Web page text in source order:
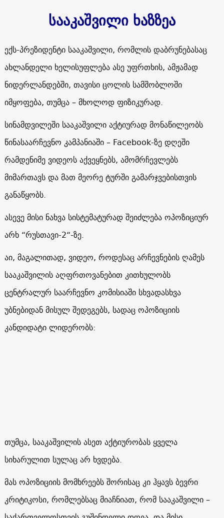
სააკაშვილი ხაზზეა
ექს-პრეზიდენტი სააკაშვილი, რომლის დაბრუნებასაც
ახლანდელი ხელისუფლება ასე უფრთხის, ამჟამად
ნიდერლანდებში, თავისი ცოლის სამშობლოში
იმყოფება, თუმცა – მხოლოდ ფიზიკურად.
სინამდვილეში სააკაშვილი აქტიურად მონაწილეობს
წინასაარჩევნო კამპანიაში – Facebook-ზედღეში
რამდენიმე ვიდეოს აქვეყნებს, ამომრჩევლებს
მიმართავს და მათ მეორე ტურში გამარჯვებისთვის
განაწყობს.
ასევე მისი ნახვა სისტემატურად შეიძლება ოპოზიციურ
არხ “რუსთავი-2“-ზე.
აი, მაგალითად, ვიდეო, როდესაც არჩევნების ღამეს
სააკაშვილის აღფრთოვანებით კითხულობს
ცენტრალურ საარჩევნო კომისიაში სხვადასხვა
უბნებიდან მისულ შედეგებს, სადაც ოპოზიციის
კანდიდატი ლიდერობს:
თუმცა, სააკაშვილის ასეთ აქტიურობას ყველა
სიხარულით სულაც არ ხვდება.
მას ოპოზიციის მომხრეებს შორისაც კი ჰყავს ბევრი
კრიტიკოსი, რომლებსაც მიაჩნიათ, რომ სააკაშვილი –